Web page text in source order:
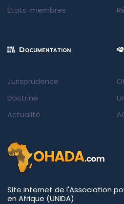
États-membres
Documentation
Jurisprudence
Doctrine
Actualité
Site internet de l'Association
en Afrique (UNIDA)